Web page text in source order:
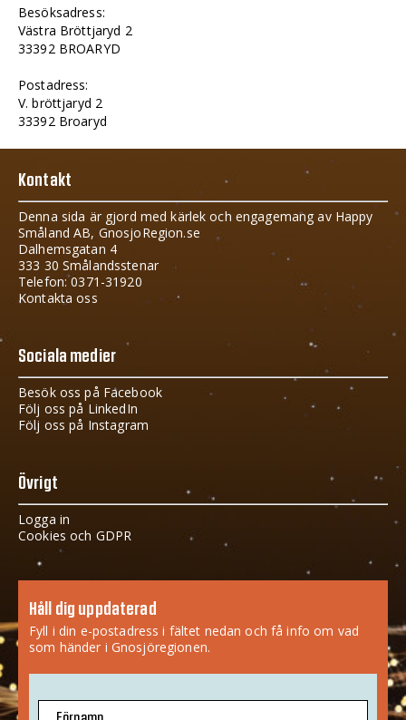
Besöksadress:
Västra Bröttjaryd 2
33392 BROARYD
Postadress:
V. bröttjaryd 2
33392 Broaryd
Kontakt
Denna sida är gjord med kärlek och engagemang av Happy
Småland AB, GnosjoRegion.se
Dalhemsgatan 4
333 30 Smålandsstenar
Telefon: 0371-31920
Kontakta oss
Sociala medier
Besök oss på Facebook
Följ oss på LinkedIn
Följ oss på Instagram
Övrigt
Logga in
Cookies och GDPR
Håll dig uppdaterad
Fyll i din e-postadress i fältet nedan och få info om vad
som händer i Gnosjöregionen.